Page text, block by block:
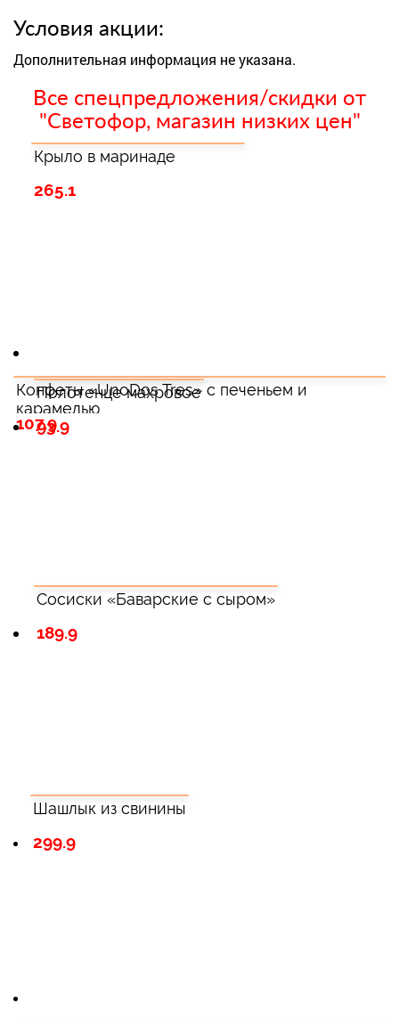
Условия акции:
Дополнительная информация не указана.
Все спецпредложения/скидки от
"Светофор, магазин низких цен"
Крыло в маринаде
265.1
Полотенце махровое
93.9
Конфеты «UnoDos Tres» с печеньем и
карамелью
107.9
Сосиски «Баварские с сыром»
189.9
Шашлык из свинины
299.9